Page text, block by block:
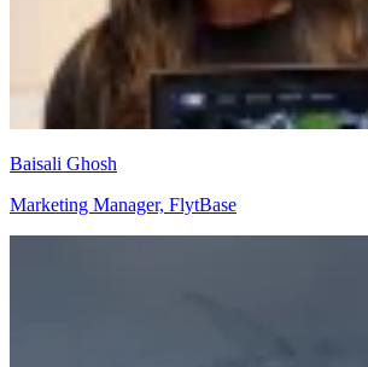
Baisali Ghosh
Marketing Manager, FlytBase